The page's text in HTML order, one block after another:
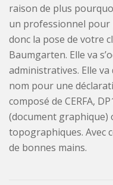
raison de plus
un professionnel pour
donc la pose de votre
Baumgarten. Elle va
administratives. Elle
nom pour une
composé de CERFA,
(document graphique)
topographiques. Avec
de bonnes mains.